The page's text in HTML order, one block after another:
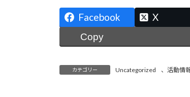
Facebook X
Copy
カテゴリー Uncategorized 、 活動情